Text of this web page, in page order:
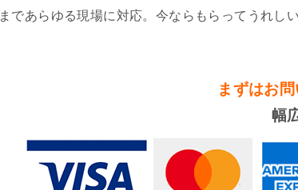
まであらゆる現場に対応。今ならもらってうれし
まずはお
幅